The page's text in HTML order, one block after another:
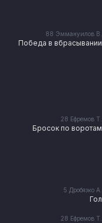
88 Эммануилов В.
Победа в вбрасывании
28 Ефремов Т.
Бросок по воротам
5 Дробязко А.
Гол
28 Ефремов Т.